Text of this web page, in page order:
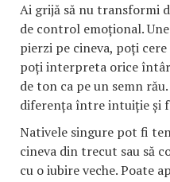
Ai grijă să nu transformi
de control emoțional.
pierzi pe cineva, poți
poți interpreta orice
de ton ca pe un semn
diferența între intuiție și
Nativele singure pot fi
cineva din trecut sau să
cu o iubire veche. Poate